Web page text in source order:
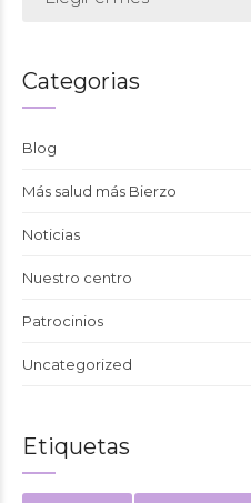
Categorias
Blog
Más salud más Bierzo
Noticias
Nuestro centro
Patrocinios
Uncategorized
Etiquetas